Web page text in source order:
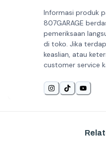
Informasi produk
807GARAGE
pemeriksaan
di toko. Jika
keaslian, atau
customer service